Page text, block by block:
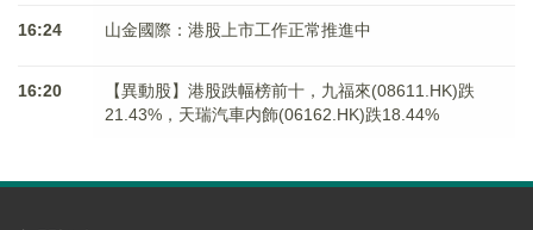
16:24 山金國際：港股上市工作正常推進中
16:20
【異動股】港股跌幅榜前十，九福來(08611.HK)跌
21.43%，天瑞汽車内飾(06162.HK)跌18.44%